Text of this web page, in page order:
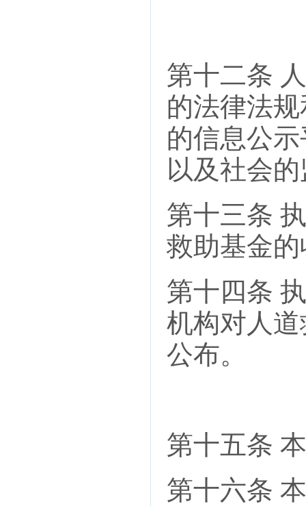
第十二条
的法律法
的信息公
以及社会
第十三条
救助基金
第十四条
机构对人
公布。
第十五条
第十六条